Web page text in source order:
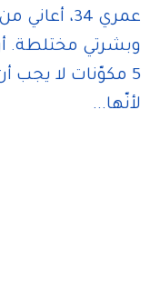
عمري 34،
وبشرتي مختلطة.
5 مكوّنات لا
لأنّها...